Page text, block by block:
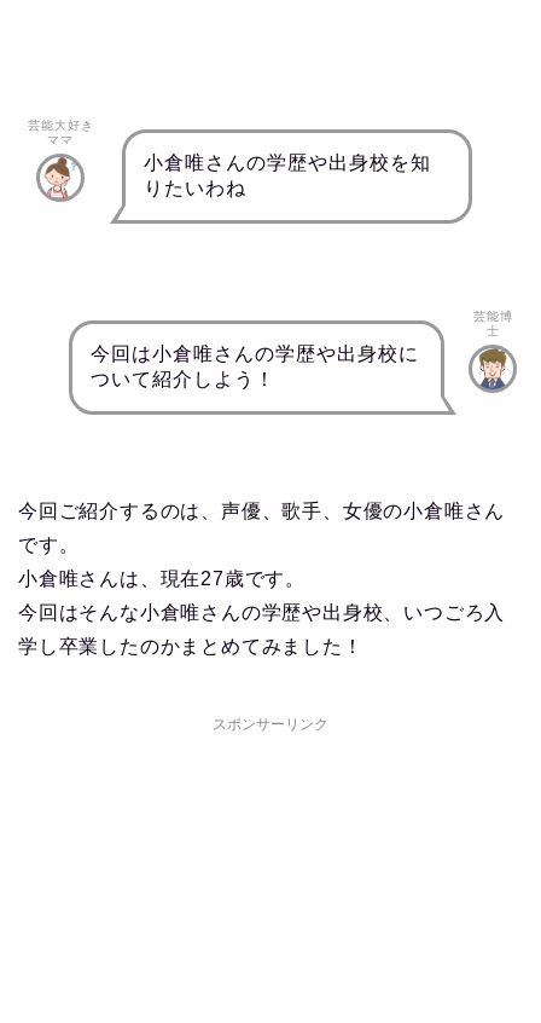
芸能大好き
ママ
小倉唯さんの学歴や出身校を知
りたいわね
今回は小倉唯さんの学歴や出身校に
ついて紹介しよう！
芸能博
士
今回ご紹介するのは、声優、歌手、女優の小倉唯さん
です。
小倉唯さんは、現在27歳です。
今回はそんな小倉唯さんの学歴や出身校、いつごろ入
学し卒業したのかまとめてみました！
スポンサーリンク